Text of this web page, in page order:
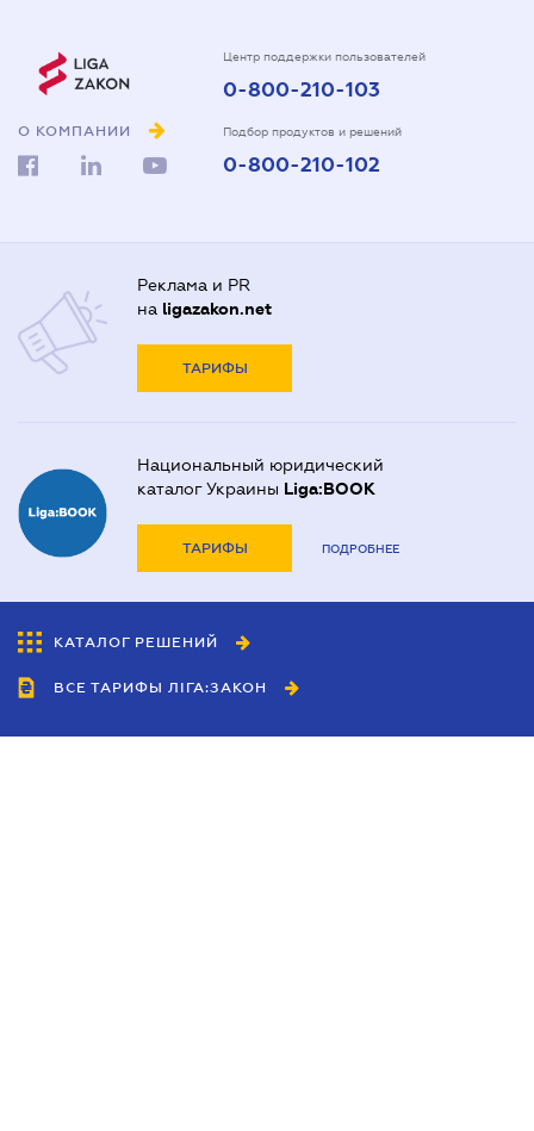
О КОМПАНИИ
Центр поддержки пользователей
0-800-210-103
Подбор продуктов и решений
0-800-210-102
Реклама и PR
на ligazakon.net
ТАРИФЫ
Национальный юридический
каталог Украины Liga:BOOK
ТАРИФЫ ПОДРОБНЕЕ
КАТАЛОГ РЕШЕНИЙ
ВСЕ ТАРИФЫ ЛІГА:ЗАКОН